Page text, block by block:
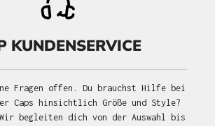
KUNDENSERVICE
Fragen offen. Du brauchst Hilfe bei
Caps hinsichtlich Größe und Style?
begleiten dich von der Auswahl bis